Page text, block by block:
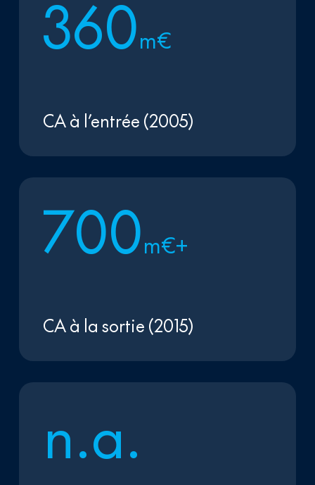
360m€
CA à l’entrée (2005)
700m€+
CA à la sortie (2015)
n.a.